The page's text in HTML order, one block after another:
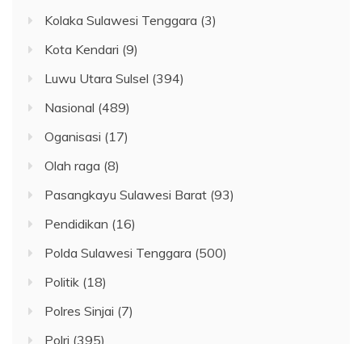
Kolaka Sulawesi Tenggara (3)
Kota Kendari (9)
Luwu Utara Sulsel (394)
Nasional (489)
Oganisasi (17)
Olah raga (8)
Pasangkayu Sulawesi Barat (93)
Pendidikan (16)
Polda Sulawesi Tenggara (500)
Politik (18)
Polres Sinjai (7)
Polri (395)